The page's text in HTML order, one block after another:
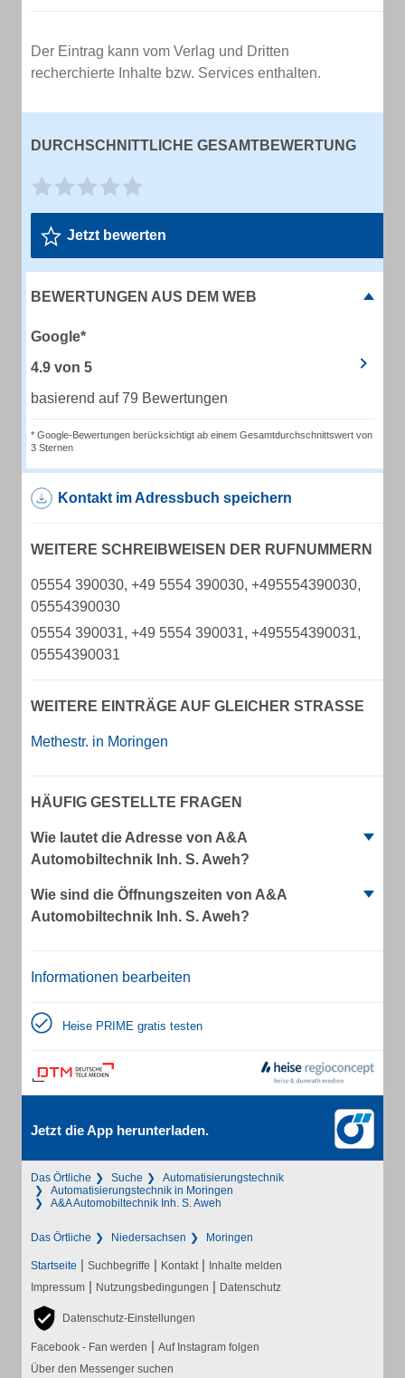
Der Eintrag kann vom Verlag und Dritten
recherchierte Inhalte bzw. Services enthalten.
DURCHSCHNITTLICHE GESAMTBEWERTUNG
Jetzt bewerten
BEWERTUNGEN AUS DEM WEB
Google*
4.9 von 5
basierend auf 79 Bewertungen
* Google-Bewertungen berücksichtigt ab einem Gesamtdurchschnittswert von
3 Sternen
Kontakt im Adressbuch speichern
WEITERE SCHREIBWEISEN DER RUFNUMMERN
05554 390030, +49 5554 390030, +495554390030,
05554390030
05554 390031, +49 5554 390031, +495554390031,
05554390031
WEITERE EINTRÄGE AUF GLEICHER STRASSE
Methestr. in Moringen
HÄUFIG GESTELLTE FRAGEN
Wie lautet die Adresse von A&A
Automobiltechnik Inh. S. Aweh?
Wie sind die Öffnungszeiten von A&A
Automobiltechnik Inh. S. Aweh?
Informationen bearbeiten
Heise PRIME gratis testen
Jetzt die App herunterladen.
Das Örtliche Suche
Automatisierungstechnik
Automatisierungstechnik in Moringen
A&A Automobiltechnik Inh. S. Aweh
Das Örtliche Niedersachsen Moringen
Startseite | Suchbegriffe | Kontakt | Inhalte melden
Impressum | Nutzungsbedingungen | Datenschutz
Datenschutz-Einstellungen
Facebook - Fan werden | Auf Instagram folgen
Über den Messenger suchen